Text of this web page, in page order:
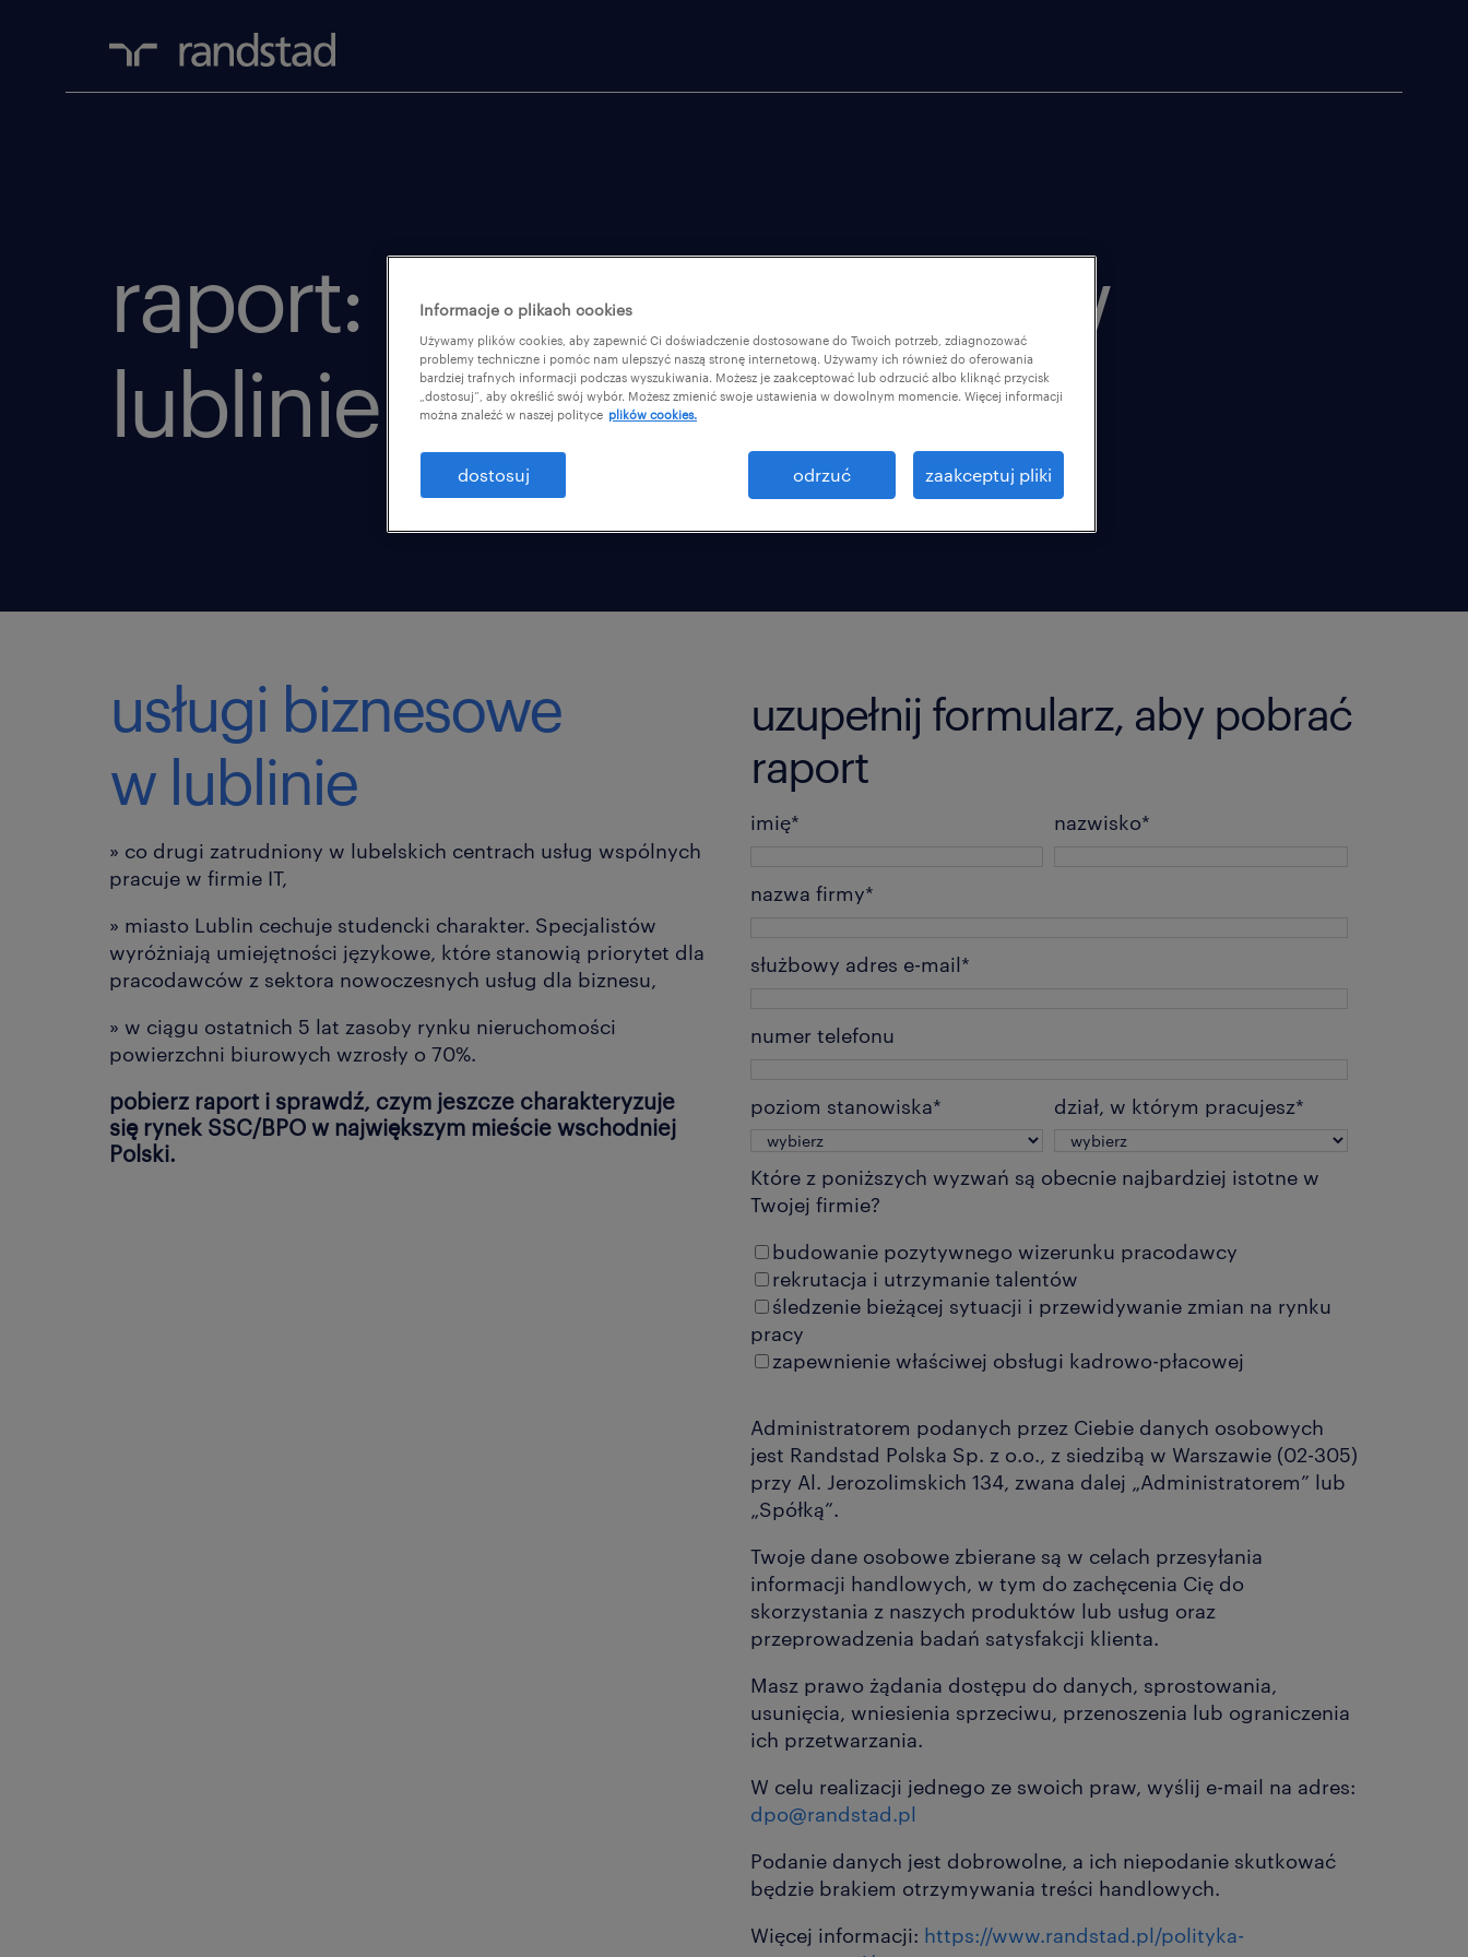
raport: usługi biznesowe w
lublinie
usługi biznesowe
w lublinie
» co drugi zatrudniony w lubelskich centrach usług wspólnych
pracuje w firmie IT,
» miasto Lublin cechuje studencki charakter. Specjalistów
wyróżniają umiejętności językowe, które stanowią priorytet dla
pracodawców z sektora nowoczesnych usług dla biznesu,
» w ciągu ostatnich 5 lat zasoby rynku nieruchomości
powierzchni biurowych wzrosły o 70%.
pobierz raport i sprawdź, czym jeszcze charakteryzuje
się rynek SSC/BPO w największym mieście wschodniej
Polski.
uzupełnij formularz, aby pobrać
raport
imię* nazwisko*
nazwa firmy*
służbowy adres e-mail*
numer telefonu
poziom stanowiska* dział, w którym pracujesz*
Które z poniższych wyzwań są obecnie najbardziej istotne w
Twojej firmie?
budowanie pozytywnego wizerunku pracodawcy
rekrutacja i utrzymanie talentów
śledzenie bieżącej sytuacji i przewidywanie zmian na rynku
pracy
zapewnienie właściwej obsługi kadrowo-płacowej
Administratorem podanych przez Ciebie danych osobowych
jest Randstad Polska Sp. z o.o., z siedzibą w Warszawie (02-305)
przy Al. Jerozolimskich 134, zwana dalej „Administratorem” lub
„Spółką”.
Twoje dane osobowe zbierane są w celach przesyłania
informacji handlowych, w tym do zachęcenia Cię do
skorzystania z naszych produktów lub usług oraz
przeprowadzenia badań satysfakcji klienta.
Masz prawo żądania dostępu do danych, sprostowania,
usunięcia, wniesienia sprzeciwu, przenoszenia lub ograniczenia
ich przetwarzania.
W celu realizacji jednego ze swoich praw, wyślij e-mail na adres:
dpo@randstad.pl
Podanie danych jest dobrowolne, a ich niepodanie skutkować
będzie brakiem otrzymywania treści handlowych.
Więcej informacji: https://www.randstad.pl/polityka-
Informacje o plikach cookies
Używamy plików cookies, aby zapewnić Ci doświadczenie dostosowane do Twoich potrzeb, zdiagnozować
problemy techniczne i pomóc nam ulepszyć naszą stronę internetową. Używamy ich również do oferowania
bardziej trafnych informacji podczas wyszukiwania. Możesz je zaakceptować lub odrzucić albo kliknąć przycisk
„dostosuj”, aby określić swój wybór. Możesz zmienić swoje ustawienia w dowolnym momencie. Więcej informacji
można znaleźć w naszej polityce plików cookies.
dostosuj odrzuć zaakceptuj pliki